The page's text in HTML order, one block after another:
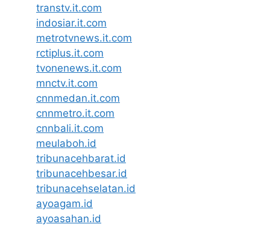
transtv.it.com
indosiar.it.com
metrotvnews.it.com
rctiplus.it.com
tvonenews.it.com
mnctv.it.com
cnnmedan.it.com
cnnmetro.it.com
cnnbali.it.com
meulaboh.id
tribunacehbarat.id
tribunacehbesar.id
tribunacehselatan.id
ayoagam.id
ayoasahan.id